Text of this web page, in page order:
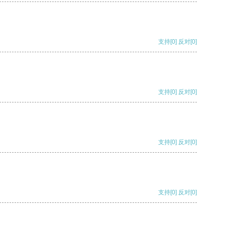
支持[0] 反对[0]
支持[0] 反对[0]
支持[0] 反对[0]
支持[0] 反对[0]